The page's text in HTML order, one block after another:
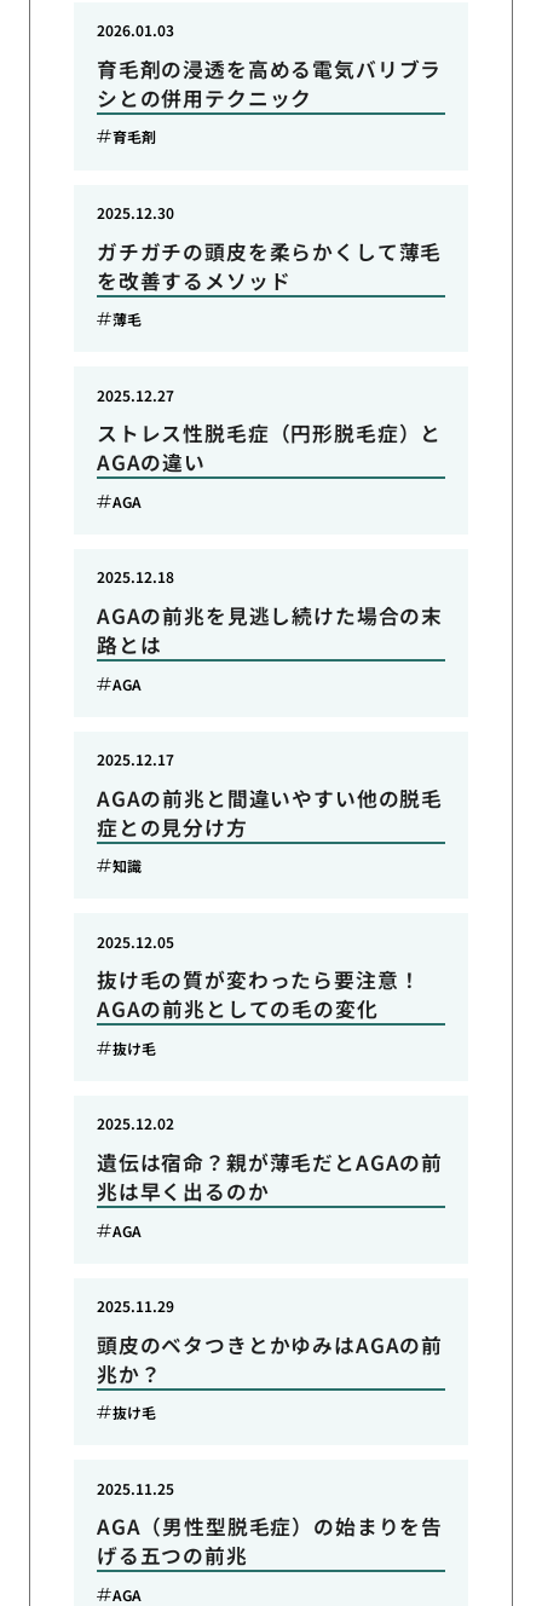
育毛剤の浸透を高める電気バリブラ
シとの併用テクニック
2026.01.03
育毛剤
ガチガチの頭皮を柔らかくして薄毛
を改善するメソッド
2025.12.30
薄毛
ストレス性脱毛症（円形脱毛症）と
AGAの違い
2025.12.27
AGA
AGAの前兆を見逃し続けた場合の末
路とは
2025.12.18
AGA
AGAの前兆と間違いやすい他の脱毛
症との見分け方
2025.12.17
知識
抜け毛の質が変わったら要注意！
AGAの前兆としての毛の変化
2025.12.05
抜け毛
遺伝は宿命？親が薄毛だとAGAの前
兆は早く出るのか
2025.12.02
AGA
頭皮のベタつきとかゆみはAGAの前
兆か？
2025.11.29
抜け毛
AGA（男性型脱毛症）の始まりを告
げる五つの前兆
2025.11.25
AGA